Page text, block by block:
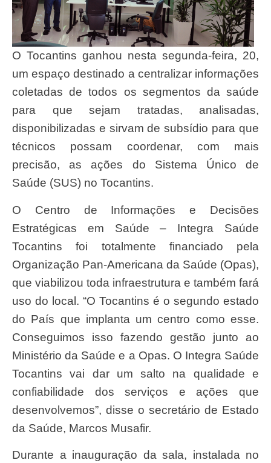
O Tocantins ganhou nesta segunda-feira, 20,
um espaço destinado a centralizar informações
coletadas de todos os segmentos da saúde
para que sejam tratadas, analisadas,
disponibilizadas e sirvam de subsídio para que
técnicos possam coordenar, com mais
precisão, as ações do Sistema Único de
Saúde (SUS) no Tocantins.
O Centro de Informações e Decisões
Estratégicas em Saúde – Integra Saúde
Tocantins foi totalmente financiado pela
Organização Pan-Americana da Saúde (Opas),
que viabilizou toda infraestrutura e também fará
uso do local. “O Tocantins é o segundo estado
do País que implanta um centro como esse.
Conseguimos isso fazendo gestão junto ao
Ministério da Saúde e a Opas. O Integra Saúde
Tocantins vai dar um salto na qualidade e
confiabilidade dos serviços e ações que
desenvolvemos”, disse o secretário de Estado
da Saúde, Marcos Musafir.
Durante a inauguração da sala, instalada no